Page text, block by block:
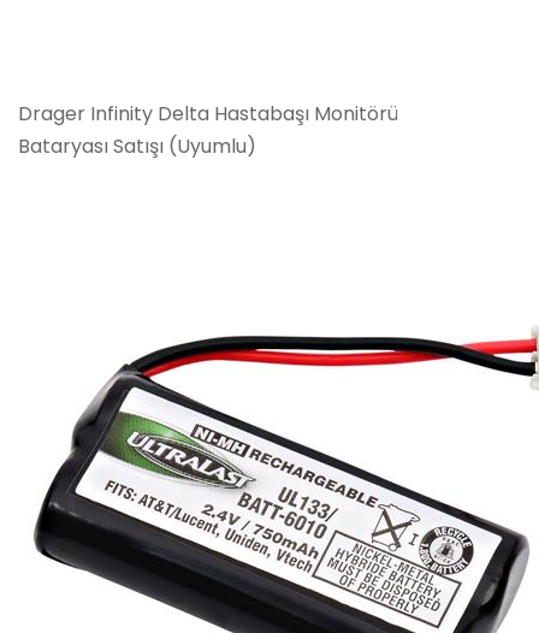
Drager Infinity Delta Hastabaşı Monitörü
Bataryası Satışı (Uyumlu)